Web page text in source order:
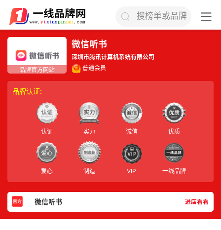
搜榜单或品牌
微信听书
深圳市腾讯计算机系统有限公司
普通会员
品牌认证:
认证 实力 诚信 优质
爱心 制造 VIP 一线品牌
微信听书 进店看看